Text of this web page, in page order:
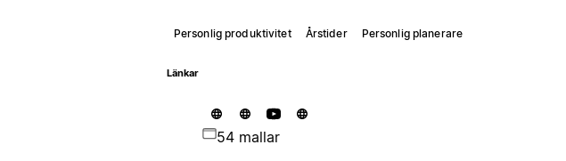
Personlig produktivitet Årstider Personlig planerare
Länkar
54 mallar